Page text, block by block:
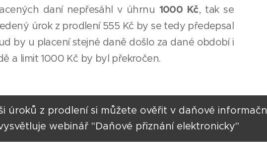
daní nepřesáhl v úhrnu 1000 Kč, tak se
úrok z prodlení 555 Kč by se tedy předepsal
by u placení stejné daně došlo za dané období i
a limit 1000 Kč by byl překročen.
úroků z prodlení si můžete ověřit v daňové
webinář "Daňové přiznání elektronicky"